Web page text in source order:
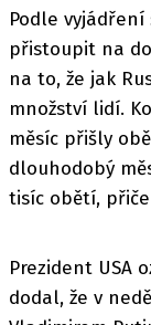
Podle
přistoupit na
na to, že jak
množství lidí.
měsíc přišly
dlouhodobý
tisíc obětí,
Prezident USA
dodal, že v